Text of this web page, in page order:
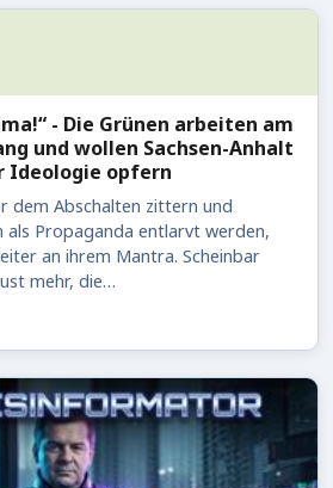
- Die Grünen arbeiten am
und wollen Sachsen-Anhalt
Ideologie opfern
dem Abschalten zittern und
Propaganda entlarvt werden,
an ihrem Mantra. Scheinbar
mehr, die…